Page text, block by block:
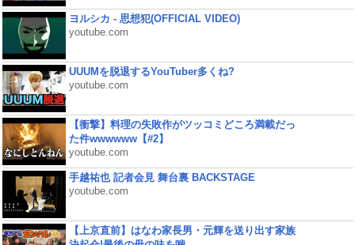
ヨルシカ - 思想犯(OFFICIAL VIDEO)
youtube.com
UUUMを脱退するYouTuber多くね?
youtube.com
【衝撃】料理の失敗作がツッコミどころ満載だっ
た件wwwwww【#2】
youtube.com
手越祐也 記者会見 舞台裏 BACKSTAGE
youtube.com
【上京直前】はなわ家長男・元輝を送り出す家族